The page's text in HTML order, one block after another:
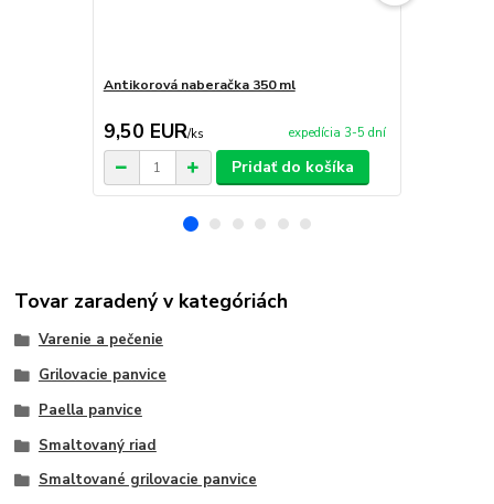
Antikorová naberačka 350 ml
9,50 EUR/ks expedícia 3-5 dní
Pridať do košíka
Tovar zaradený v kategóriách
Varenie a pečenie
Grilovacie panvice
Paella panvice
Smaltovaný riad
Smaltované grilovacie panvice